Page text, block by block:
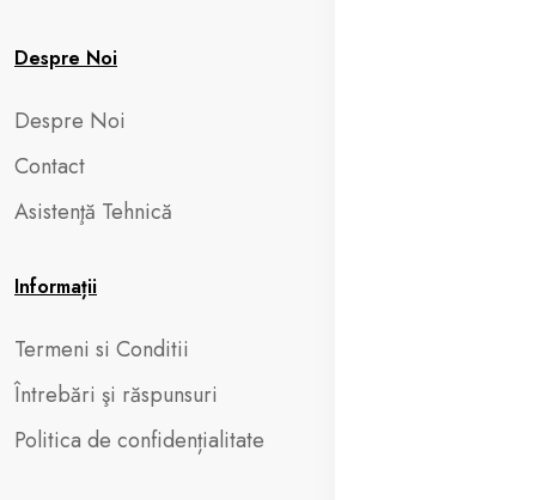
Despre Noi
Despre Noi
Contact
Asistenţă Tehnică
Informații
Termeni si Conditii
Întrebări şi răspunsuri
Politica de confidențialitate